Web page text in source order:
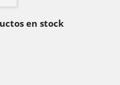
en stock